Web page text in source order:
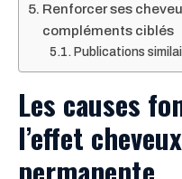
Renforcer ses
compléments ciblés
Publications
Les causes
l’effet
permanente